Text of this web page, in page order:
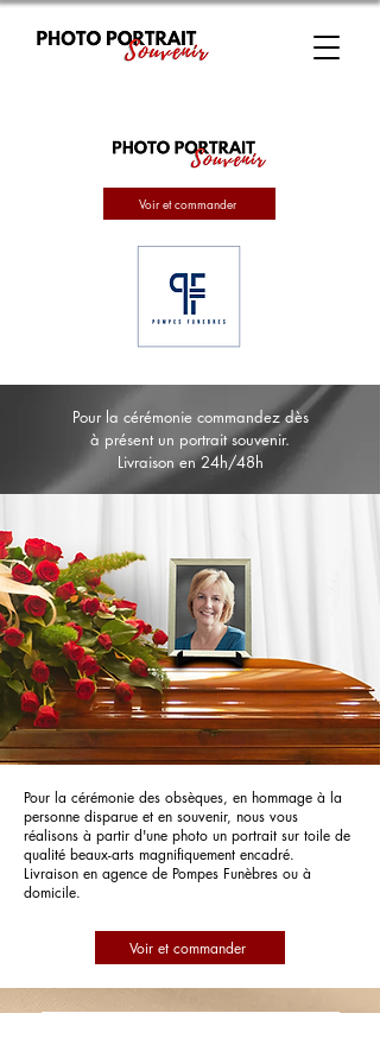
Voir et commander
Pour la cérémonie commandez dès
à présent un portrait souvenir.
Livraison en 24h/48h
Pour la cérémonie des obsèques, en hommage à la
personne disparue et en souvenir, nous vous
réalisons à partir d'une photo un portrait sur toile de
qualité beaux-arts magnifiquement encadré.
Livraison en agence de Pompes Funèbres ou à
domicile.
Voir et commander